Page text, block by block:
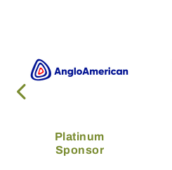
Platinum
Sponsor